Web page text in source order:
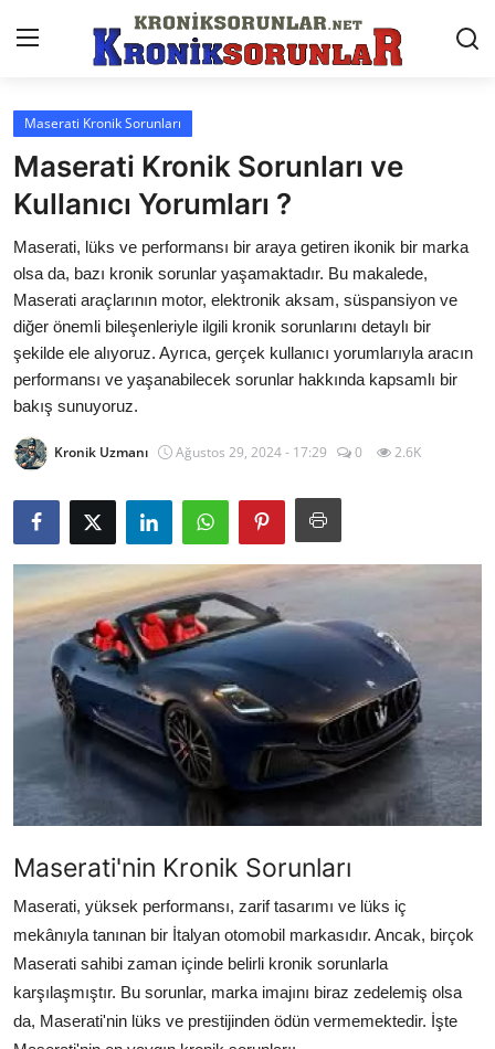
Anasayfa
Markalar
İletişim
Trafik & Cezalar
Sigorta & Kasko
Vergi & ÖTV & MTV
Muayene & Ruhsat
İkinci El & Alım-Satım
Bakım & Arıza Çözümleri
Elektrikli & Hibrit
Kiralama & Filo
Sürüş & Güvenlik
Lastik & Jant
Yağlar & Sıvılar
LPG & Yakıt
Elektrik & Akü
Klima & Konfor
Aydınlatma & Görüş
Maserati Kronik Sorunları
Maserati Kronik Sorunları ve
Kullanıcı Yorumları ?
Maserati, lüks ve performansı bir araya getiren ikonik bir marka
olsa da, bazı kronik sorunlar yaşamaktadır. Bu makalede,
Maserati araçlarının motor, elektronik aksam, süspansiyon ve
diğer önemli bileşenleriyle ilgili kronik sorunlarını detaylı bir
şekilde ele alıyoruz. Ayrıca, gerçek kullanıcı yorumlarıyla aracın
performansı ve yaşanabilecek sorunlar hakkında kapsamlı bir
bakış sunuyoruz.
Kronik Uzmanı Ağustos 29, 2024 - 17:29 0 2.6K
Maserati'nin Kronik Sorunları
Maserati, yüksek performansı, zarif tasarımı ve lüks iç
mekânıyla tanınan bir İtalyan otomobil markasıdır. Ancak, birçok
Maserati sahibi zaman içinde belirli kronik sorunlarla
karşılaşmıştır. Bu sorunlar, marka imajını biraz zedelemiş olsa
da, Maserati'nin lüks ve prestijinden ödün vermemektedir. İşte